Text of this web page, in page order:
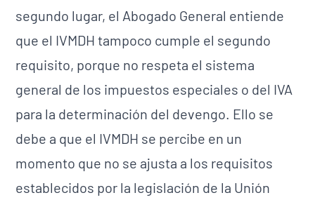
segundo lugar, el Abogado General entiende
que el IVMDH tampoco cumple el segundo
requisito, porque no respeta el sistema
general de los impuestos especiales o del IVA
para la determinación del devengo. Ello se
debe a que el IVMDH se percibe en un
momento que no se ajusta a los requisitos
establecidos por la legislación de la Unión